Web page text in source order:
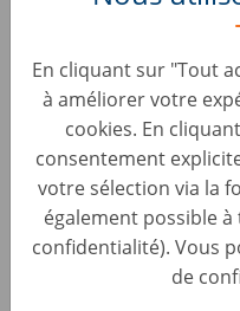
En cliquant sur "Tout
à améliorer votre
cookies. En
consentement
votre sélection via la
également possible
confidentialité). Vous
de
Engagée dans une
priorité de garantir
le maintien dans
environnement de travail
distinction
#autoheroFR